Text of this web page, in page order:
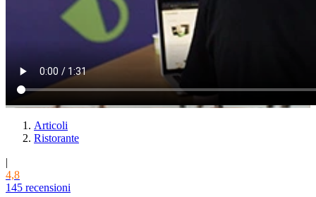
Articoli
Ristorante
|
4,8
145 recensioni